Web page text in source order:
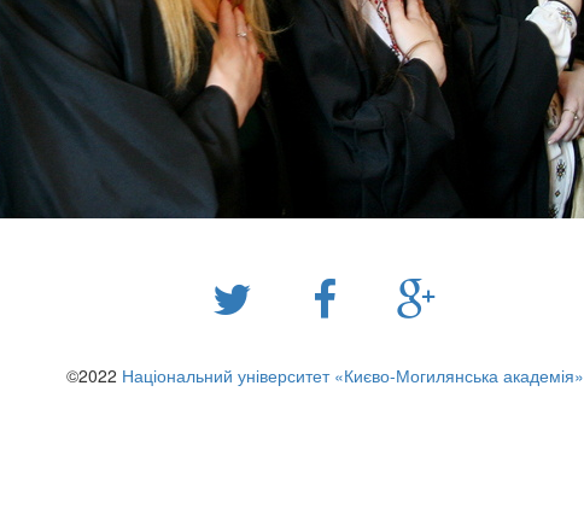
©2022 Національний університет «Києво-Могилянська академія»